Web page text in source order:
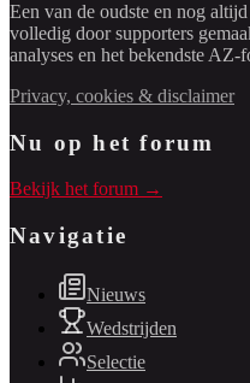
Een van de oudste en nog
volledig door supporters
analyses en het bekendste
Privacy, cookies & disclaimer
Nu op het forum
Bekijk het forum →
Navigatie
Nieuws
Wedstrijden
Selectie